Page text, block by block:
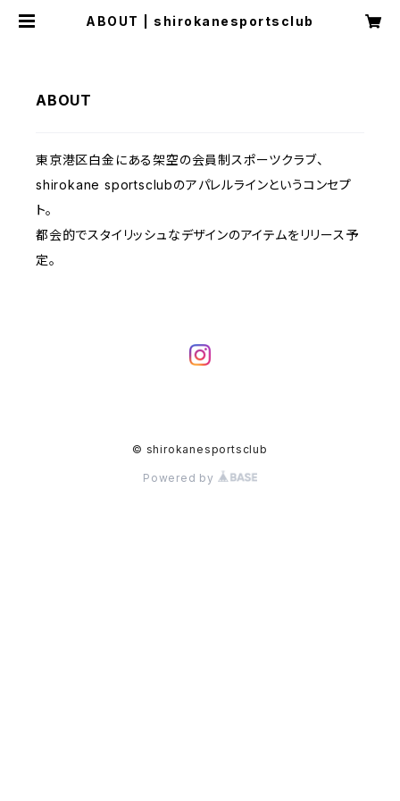
ABOUT | shirokanesportsclub
ABOUT
東京港区白金にある架空の会員制スポーツクラブ、
shirokane sportsclubのアパレルラインというコンセプ
ト。
都会的でスタイリッシュなデザインのアイテムをリリース予
定。
© shirokanesportsclub
Powered by